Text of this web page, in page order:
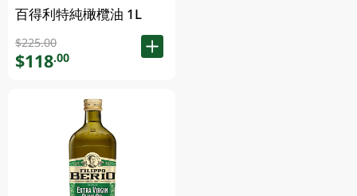
百得利特純橄欖油 1L
$225.00
$118.00